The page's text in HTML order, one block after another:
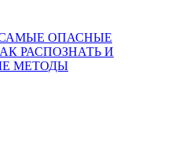
ОПАСНЫЕ
РАСПОЗНАТЬ И
МЕТОДЫ